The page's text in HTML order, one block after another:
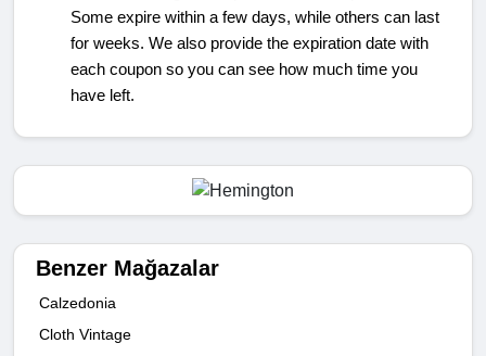
Some expire within a few days, while others can last
for weeks. We also provide the expiration date with
each coupon so you can see how much time you
have left.
Benzer Mağazalar
Calzedonia
Cloth Vintage